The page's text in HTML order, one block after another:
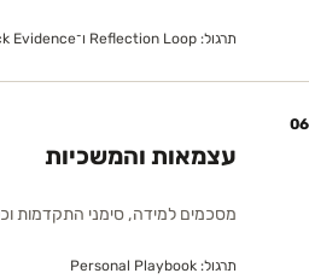
תרגול: Reflection Loop ו־Feedback Evidence
06
עצמאות והמשכיות
מסכמים למידה, סימני התקדמות
תרגול: Personal Playbook